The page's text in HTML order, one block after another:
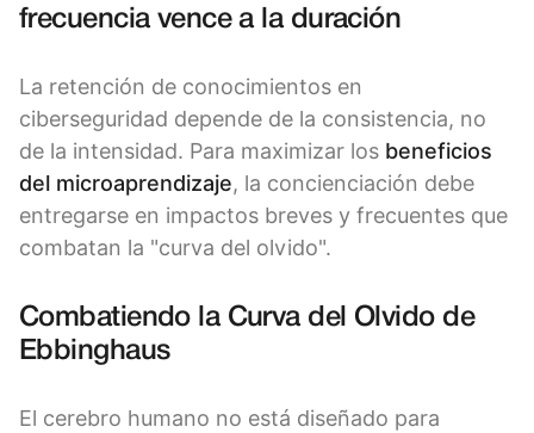
frecuencia vence a la duración
La retención de conocimientos en
ciberseguridad depende de la consistencia, no
de la intensidad. Para maximizar los beneficios
del microaprendizaje, la concienciación debe
entregarse en impactos breves y frecuentes que
combatan la "curva del olvido".
Combatiendo la Curva del Olvido de
Ebbinghaus
El cerebro humano no está diseñado para